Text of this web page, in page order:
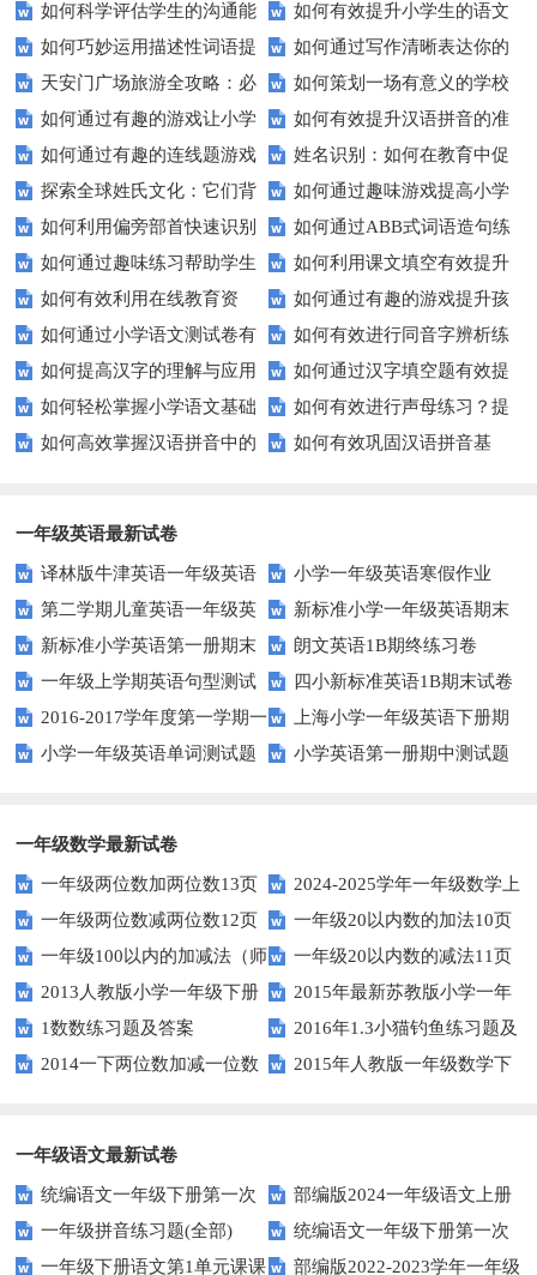
握这些技巧让你的通知更专业！
巧让孩子自信应考？
如何科学评估学生的沟通能
力？
如何有效提升小学生的语文
拼写能力？
如何巧妙运用描述性词语提
升教育效果？
如何通过写作清晰表达你的
愿望？
天安门广场旅游全攻略：必
看的历史与文化景点
如何策划一场有意义的学校
升旗仪式？
如何通过有趣的游戏让小学
生轻松掌握常见姓氏？
如何有效提升汉语拼音的准
确性和流利度？这里有妙招！
如何通过有趣的连线题游戏
提升孩子的逻辑思维能力？
姓名识别：如何在教育中促
进个性化学习？
探索全球姓氏文化：它们背
后隐藏的故事？
如何通过趣味游戏提高小学
生的拼音水平？
如何利用偏旁部首快速识别
汉字？
如何通过ABB式词语造句练
习提高孩子的语言表达能力？
如何通过趣味练习帮助学生
掌握反义词匹配？
如何利用课文填空有效提升
语文成绩？
如何有效利用在线教育资
源？
如何通过有趣的游戏提升孩
子的句子补全技巧？
如何通过小学语文测试卷有
效提高孩子的阅读与写作技能？
如何有效进行同音字辨析练
习？这些方法让你事半功倍！
如何提高汉字的理解与应用
能力？这里有妙招！
如何通过汉字填空题有效提
升小学生的汉字书写能力？
如何轻松掌握小学语文基础
知识？
如何有效进行声母练习？提
升发音技巧有妙招！
如何高效掌握汉语拼音中的
如何有效巩固汉语拼音基
一年级英语最新试卷
译林版牛津英语一年级英语
1AB测试卷
小学一年级英语寒假作业
第二学期儿童英语一年级英
语期末试卷
新标准小学一年级英语期末
质量检测题
新标准小学英语第一册期末
测试题
朗文英语1B期终练习卷
一年级上学期英语句型测试
题
四小新标准英语1B期末试卷
2016-2017学年度第一学期一
起一年级英语期中试卷
上海小学一年级英语下册期
中试卷
小学一年级英语单词测试题 小学英语第一册期中测试题
一年级数学最新试卷
一年级两位数加两位数13页
2024-2025学年一年级数学上
册期末素养测评卷（考试版A4
人教版）
一年级两位数减两位数12页
一年级20以内数的加法10页
一年级100以内的加减法（师
版）
一年级20以内数的减法11页
2013人教版小学一年级下册
第三单元整理与复习（一）练习
题
2015年最新苏教版小学一年
级数学下册第一次月考试卷
1数数练习题及答案
2016年1.3小猫钓鱼练习题及
答案
2014一下两位数加减一位数
2015年人教版一年级数学下
一年级语文最新试卷
统编语文一年级下册第一次
月考测试题7
部编版2024一年级语文上册
第一单元检测卷
一年级拼音练习题(全部)
统编语文一年级下册第一次
月考测试题6
一年级下册语文第1单元课课 部编版2022-2023学年一年级